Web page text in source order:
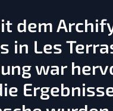
dem
in Les
war